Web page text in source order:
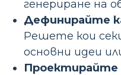
генериране на
Дефинирайте
Решете кои
основни идеи